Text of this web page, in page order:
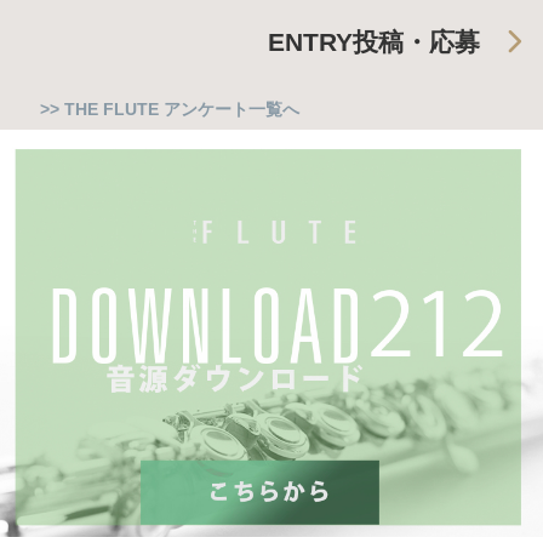
ENTRY投稿・応募
>> THE FLUTE アンケート一覧へ